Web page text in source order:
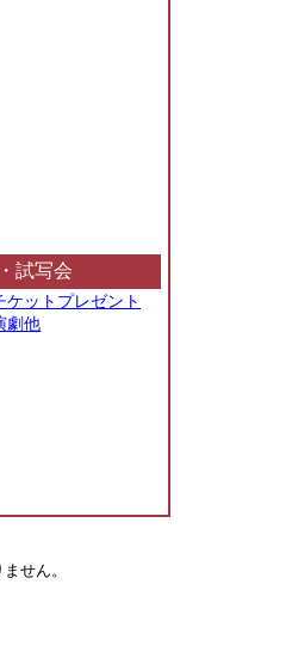
試写会
ットプレゼント
劇他
せん。